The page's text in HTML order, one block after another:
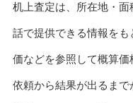
机上査定は、所在地・
話で提供できる情報を
価などを参照して概算価
依頼から結果が出るま